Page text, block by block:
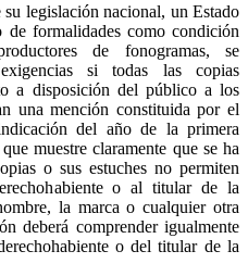
legislación nacional, un Estado
formalidades como condición
de fonogramas, se
exigencias si todas las copias
a disposición del público a los
una mención constituida por el
del año de la primera
muestre claramente que se ha
o sus estuches no permiten
o al titular de la
la marca o cualquier otra
deberá comprender igualmente
o del titular de la